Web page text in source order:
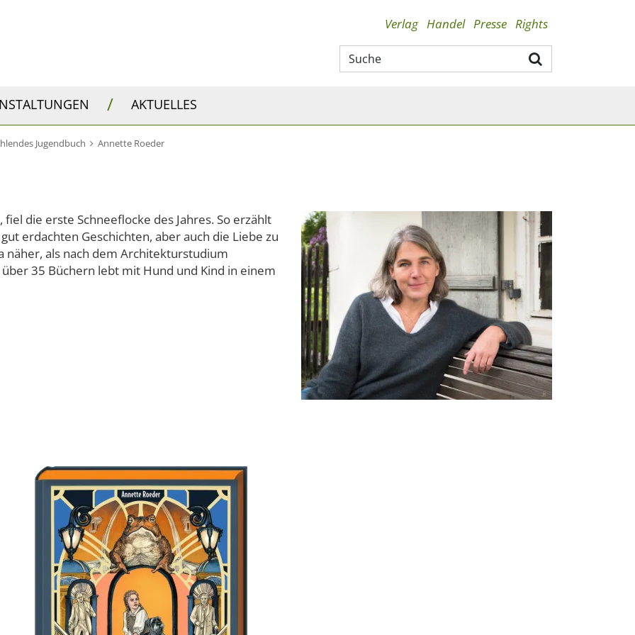
Verlag Handel Presse Rights
/ AKTUELLES
Jugendbuch Annette Roeder
die erste Schneeflocke des Jahres. So erzählt
erdachten Geschichten, aber auch die Liebe zu
näher, als nach dem Architekturstudium
35 Büchern lebt mit Hund und Kind in einem